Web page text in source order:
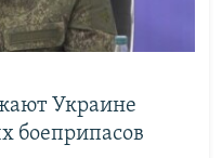
Украине
боеприпасов